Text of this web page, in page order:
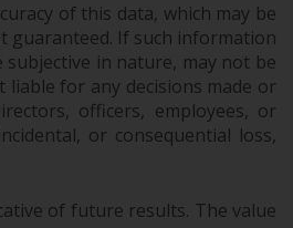
Gebühren und
und andere
Teilfonds werden
an Personen in
eine solche
Gesetze oder
of this data, which may be
guaranteed. If such information
subjective in nature, may not be
for any decisions made or
officers, employees, or
or consequential loss,
of future results. The value